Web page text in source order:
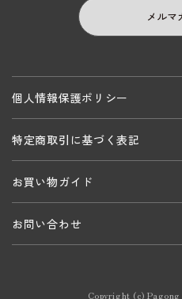
メルマ
個人情報保護ポリシー
特定商取引に基づく表記
お買い物ガイド
お問い合わせ
Copyright (c)